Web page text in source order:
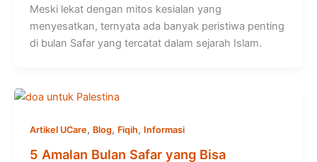
Meski lekat dengan mitos kesialan yang
menyesatkan, ternyata ada banyak peristiwa penting
di bulan Safar yang tercatat dalam sejarah Islam.
Artikel UCare, Blog, Fiqih, Informasi
5 Amalan Bulan Safar yang Bisa